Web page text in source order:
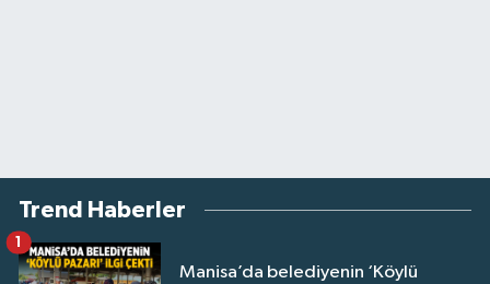
Trend Haberler
Manisa’da belediyenin ‘Köylü
1